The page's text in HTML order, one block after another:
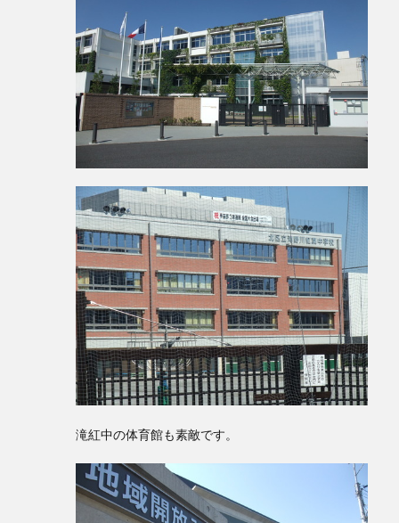
滝紅中の体育館も素敵です。